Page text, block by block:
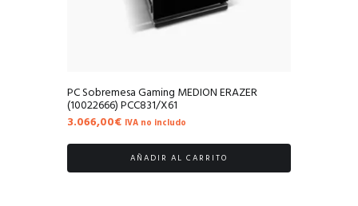
PC Sobremesa Gaming MEDION ERAZER
(10022666) PCC831/X61
3.066,00€ IVA no includo
AÑADIR AL CARRITO